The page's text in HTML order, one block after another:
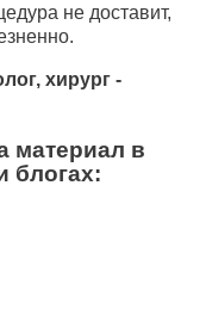
не доставит,
хирург -
материал в
блогах: